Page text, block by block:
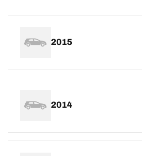
2015
2014